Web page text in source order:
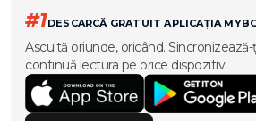
#1DESCARCĂ GRATUIT APLICAȚIA
Ascultă oriunde, oricând.
continuă lectura pe orice dispozitiv.